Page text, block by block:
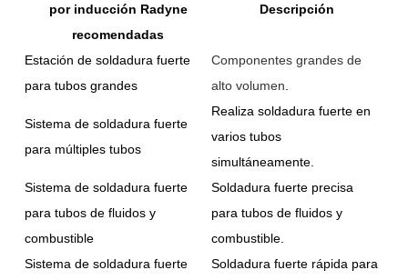
por inducción Radyne
recomendadas
Descripción
Estación de soldadura fuerte
para tubos grandes
Componentes grandes de
alto volumen
Sistema de soldadura fuerte
para múltiples tubos
Realiza soldadura fuerte en
varios tubos
simultáneamente.
Sistema de soldadura fuerte
para tubos de fluidos y
combustible
Soldadura fuerte precisa
para tubos de fluidos y
combustible.
Sistema de soldadura fuerte
Soldadura fuerte rápida para